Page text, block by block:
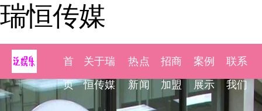
瑞恒传媒
首
页
关于瑞
恒传媒
热点
新闻
招商
加盟
案例
展示
联系
我们